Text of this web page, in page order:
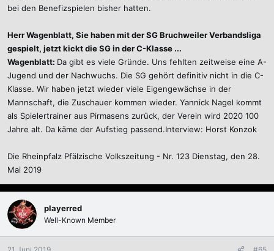
bei den Benefizspielen bisher hatten.
Herr Wagenblatt, Sie haben mit der SG Bruchweiler Verbandsliga
gespielt, jetzt kickt die SG in der C-Klasse ...
Wagenblatt: Da gibt es viele Gründe. Uns fehlten zeitweise eine A-
Jugend und der Nachwuchs. Die SG gehört definitiv nicht in die C-
Klasse. Wir haben jetzt wieder viele Eigengewächse in der
Mannschaft, die Zuschauer kommen wieder. Yannick Nagel kommt
als Spielertrainer aus Pirmasens zurück, der Verein wird 2020 100
Jahre alt. Da käme der Aufstieg passend.Interview: Horst Konzok
Die Rheinpfalz Pfälzische Volkszeitung - Nr. 123 Dienstag, den 28.
Mai 2019
playerred
Well-Known Member